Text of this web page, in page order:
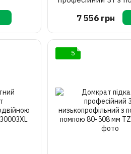
помпою 130-
7 556 грн
5